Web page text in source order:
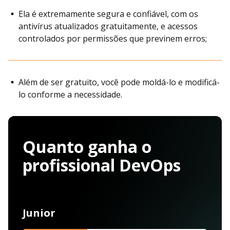
Ela é extremamente segura e confiável, com os
antivírus atualizados gratuitamente, e acessos
controlados por permissões que previnem erros;
Além de ser gratuito, você pode moldá-lo e modificá-
lo conforme a necessidade.
Quanto ganha o
profissional DevOps
Junior